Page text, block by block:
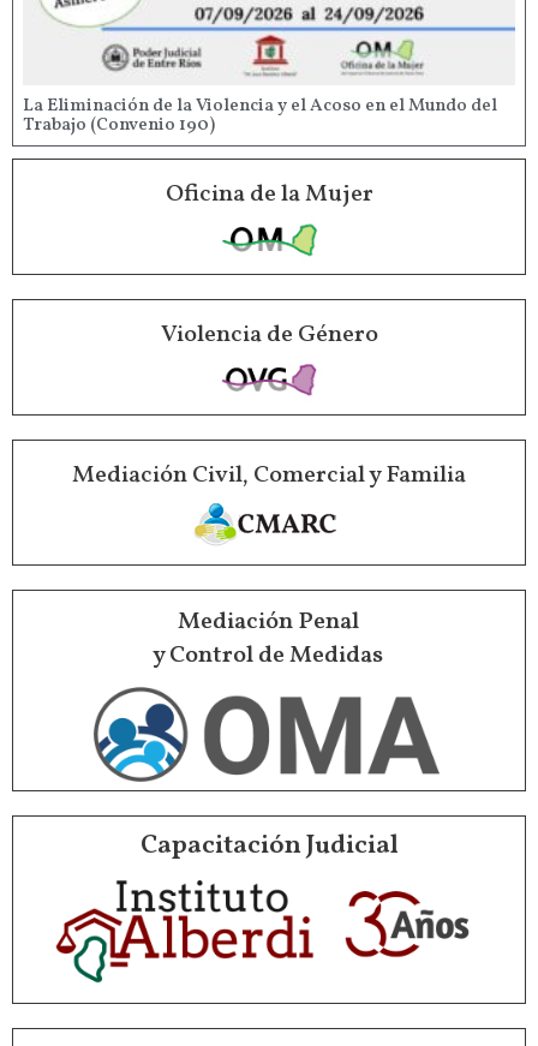
La Eliminación de la Violencia y el Acoso en el Mundo del
Trabajo (Convenio 190)
Oficina de la Mujer
Violencia de Género
Mediación Civil, Comercial y Familia
Mediación Penal
y Control de Medidas
Capacitación Judicial